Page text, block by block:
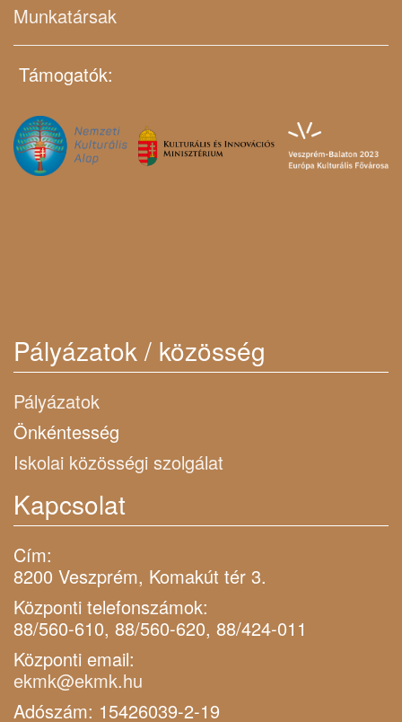
Munkatársak
Támogatók:
Pályázatok / közösség
Pályázatok
Önkéntesség
Iskolai közösségi szolgálat
Kapcsolat
Cím:
8200 Veszprém, Komakút tér 3.
Központi telefonszámok:
88/560-610, 88/560-620, 88/424-011
Központi email:
ekmk@ekmk.hu
Adószám: 15426039-2-19